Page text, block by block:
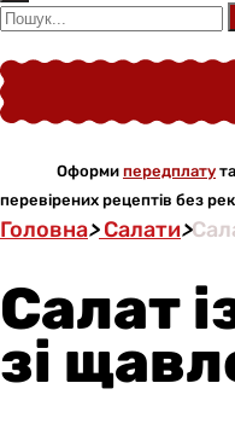
Оформи передплату
перевірених рецептів без
Головна>Салати>
Салат
зі